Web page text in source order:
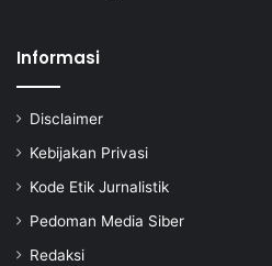
Informasi
Disclaimer
Kebijakan Privasi
Kode Etik Jurnalistik
Pedoman Media Siber
Redaksi